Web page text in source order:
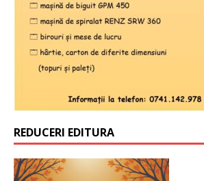
REDUCERI EDITURA